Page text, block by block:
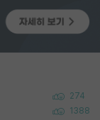
274
1388